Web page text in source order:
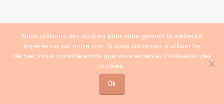
Nous utilisons des cookies pour vous garantir la meilleure
expérience sur notre site. Si vous continuez à utiliser ce
dernier, nous considérerons que vous acceptez l'utilisation des
cookies.
Ok